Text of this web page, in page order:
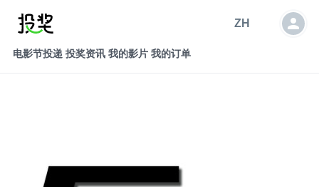
ZH
电影节投递 投奖资讯 我的影片 我的订单